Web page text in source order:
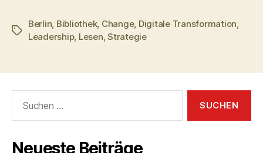
Schlagwörter
Berlin Bibliothek, Change, Digitale Transformation
Leadership, Lesen ,Strategie
nach:
Neueste Beiträge